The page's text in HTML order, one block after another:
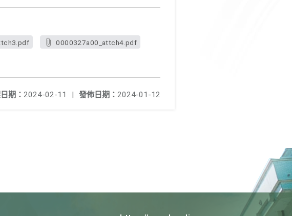
0000327a00_attch4.pdf
發佈日期： 2024-01-12
期： 2024-02-11 |